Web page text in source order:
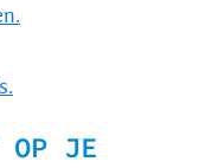
OP JE